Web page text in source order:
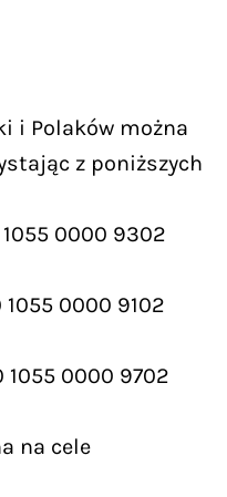
i Polaków można
z poniższych
1055 0000 9302
1055 0000 9102
1055 0000 9702
na cele